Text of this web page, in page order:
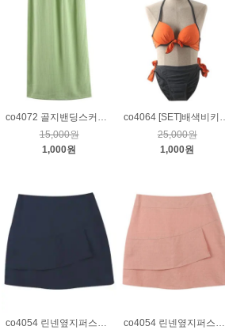
15,000원
1,000원
25,000원
1,000원
co4054 린넨옆지퍼스커트_네이비M
co4054 린넨옆지퍼스커트_핑크M